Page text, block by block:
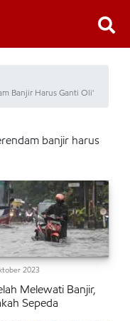
Banjir Harus Ganti Oli'
banjir harus
2023
Melewati Banjir,
Sepeda